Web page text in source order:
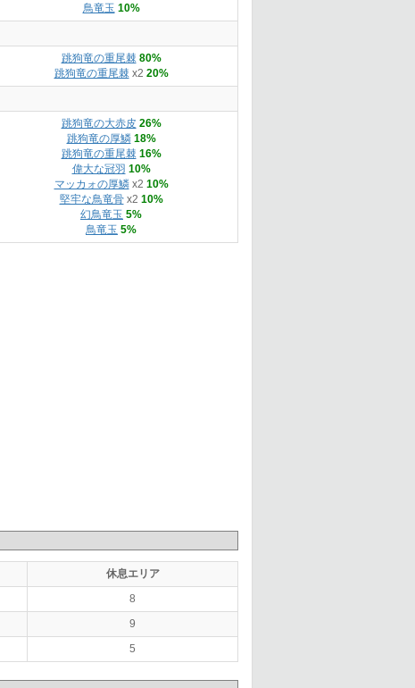
鳥竜玉 10%
跳狗竜の重尾棘 80%
跳狗竜の重尾棘x2 20%
跳狗竜の大赤皮 26%
跳狗竜の厚鱗 18%
跳狗竜の重尾棘 16%
偉大な冠羽 10%
マッカォの厚鱗x2 10%
堅牢な鳥竜骨x2 10%
幻鳥竜玉 5%
鳥竜玉 5%
休息エリア
8
9
5